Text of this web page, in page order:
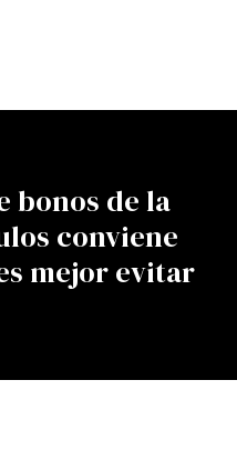
bonos de la
conviene
mejor evitar